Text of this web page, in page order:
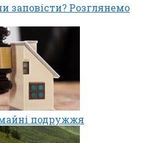
заповісти? Розглянемо
подружжя